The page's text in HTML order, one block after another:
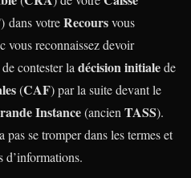
) dans votreRecoursvous
vous reconnaissez devoir
contester la décision initialede
(CAF) par la suite devant le
Instance(ancien TASS).
se tromper dans les termes et
d’informations.